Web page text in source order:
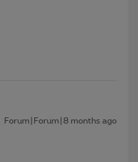
Forum|Forum|8 months ago